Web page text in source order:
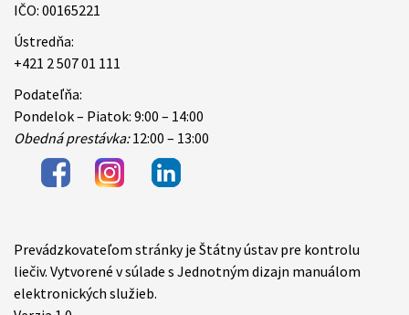
IČO: 00165221
Ústredňa:
+421 2 507 01 111
Podateľňa:
Pondelok – Piatok: 9:00 – 14:00
Obedná prestávka:12:00 – 13:00
Items
Prevádzkovateľom stránky je Štátny ústav pre kontrolu
liečiv. Vytvorené v súlade s Jednotným dizajn manuálom
elektronických služieb.